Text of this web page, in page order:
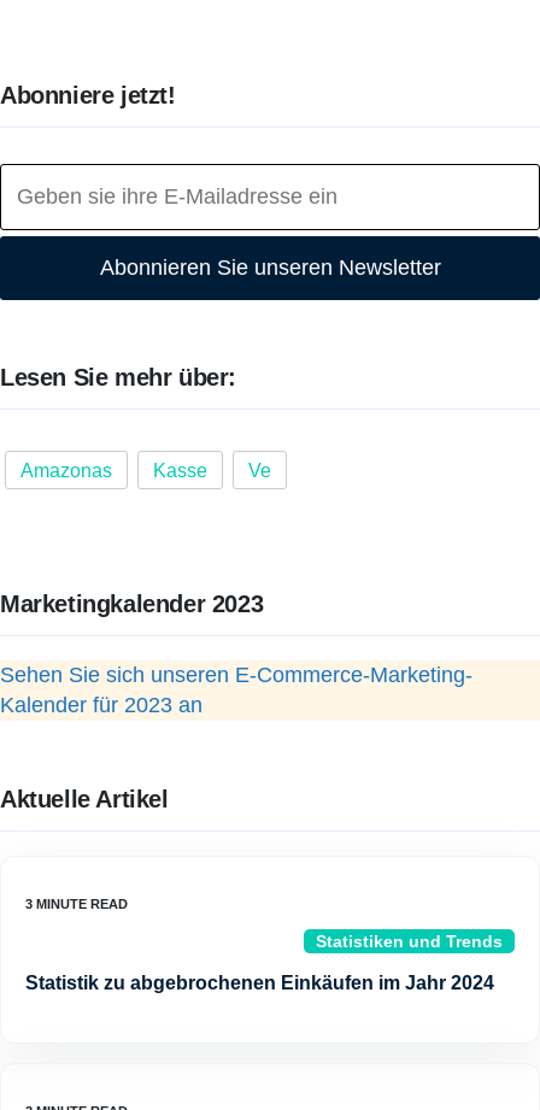
Abonniere jetzt!
Abonnieren Sie unseren Newsletter
Lesen Sie mehr über:
Amazonas Kasse Ve
Marketingkalender 2023
Sehen Sie sich unseren E-Commerce-Marketing-
Kalender für 2023 an
Aktuelle Artikel
Statistiken und Trends
Statistik zu abgebrochenen Einkäufen im Jahr 2024